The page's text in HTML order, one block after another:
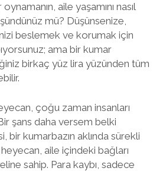
aile yaşamını nasıl
mü? Düşünsenize,
beslemek ve korumak için
ama bir kumar
birkaç yüz lira yüzünden tüm
çoğu zaman insanları
şans daha versem belki
bir kumarbazın aklında sürekli
aile içindeki bağları
sahip. Para kaybı, sadece